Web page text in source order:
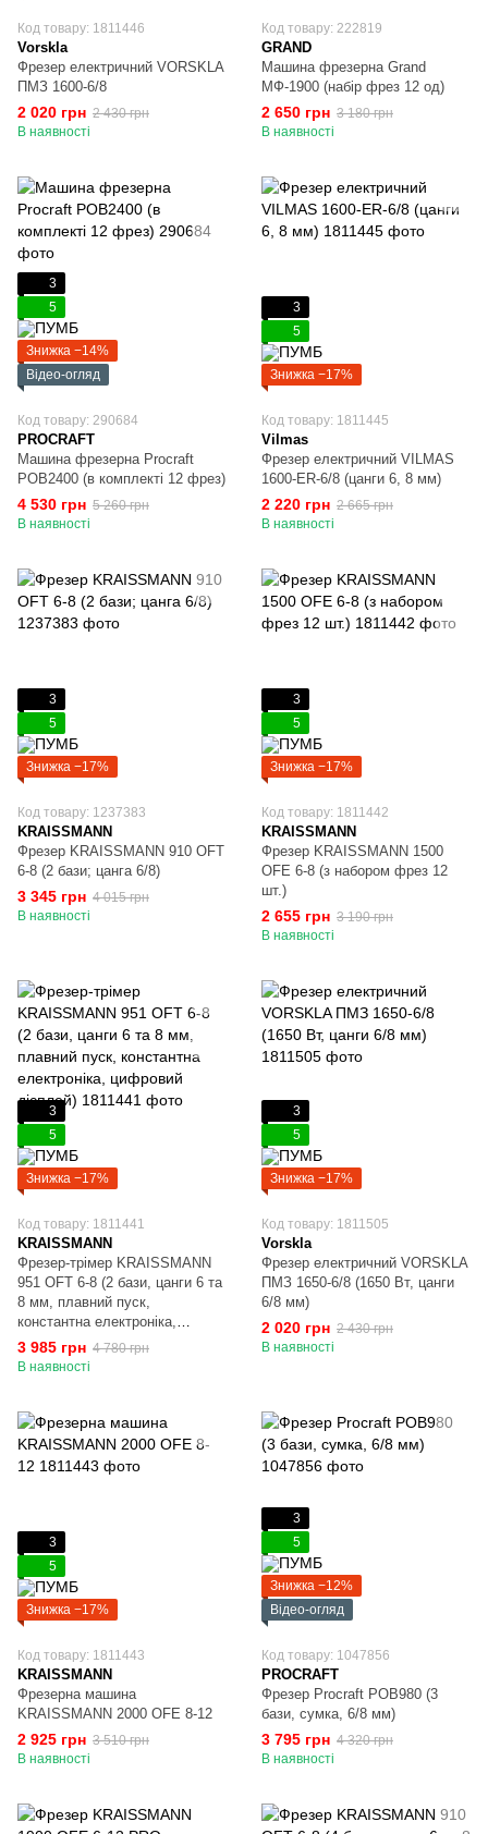
Код товару: 1811446
Vorskla
Фрезер електричний VORSKLA
ПМЗ 1600-6/8
2 020 грн 2 430 грн
В наявності
Код товару: 222819
GRAND
Машина фрезерна Grand
МФ-1900 (набір фрез 12 од)
2 650 грн 3 180 грн
В наявності
3
5
Знижка −14%
Відео-огляд
Код товару: 290684
PROCRAFT
Машина фрезерна Procraft
POB2400 (в комплекті 12 фрез)
4 530 грн 5 260 грн
В наявності
3
5
Знижка −17%
Код товару: 1811445
Vilmas
Фрезер електричний VILMAS
1600-ER-6/8 (цанги 6, 8 мм)
2 220 грн 2 665 грн
В наявності
3
5
Знижка −17%
Код товару: 1237383
KRAISSMANN
Фрезер KRAISSMANN 910 OFT
6-8 (2 бази; цанга 6/8)
3 345 грн 4 015 грн
В наявності
3
5
Знижка −17%
Код товару: 1811442
KRAISSMANN
Фрезер KRAISSMANN 1500
OFE 6-8 (з набором фрез 12
шт.)
2 655 грн 3 190 грн
В наявності
3
5
Знижка −17%
Код товару: 1811441
KRAISSMANN
Фрезер-трімер KRAISSMANN
951 OFT 6-8 (2 бази, цанги 6 та
8 мм, плавний пуск,
константна електроніка,
цифровий дісплей)
3 985 грн 4 780 грн
В наявності
3
5
Знижка −17%
Код товару: 1811505
Vorskla
Фрезер електричний VORSKLA
ПМЗ 1650-6/8 (1650 Вт, цанги
6/8 мм)
2 020 грн 2 430 грн
В наявності
3
5
Знижка −17%
Код товару: 1811443
KRAISSMANN
Фрезерна машина
KRAISSMANN 2000 OFE 8-12
2 925 грн 3 510 грн
В наявності
3
5
Знижка −12%
Відео-огляд
Код товару: 1047856
PROCRAFT
Фрезер Procraft POB980 (3
бази, сумка, 6/8 мм)
3 795 грн 4 320 грн
В наявності